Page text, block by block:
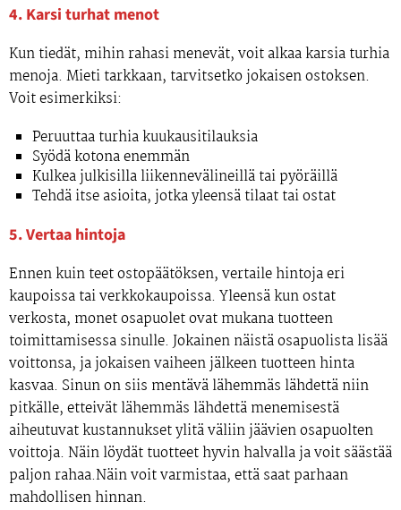
4. Karsi turhat menot
Kun tiedät, mihin rahasi menevät, voit alkaa karsia turhia
menoja. Mieti tarkkaan, tarvitsetko jokaisen ostoksen.
Voit esimerkiksi:
Peruuttaa turhia kuukausitilauksia
Syödä kotona enemmän
Kulkea julkisilla liikennevälineillä tai pyöräillä
Tehdä itse asioita, jotka yleensä tilaat tai ostat
5. Vertaa hintoja
Ennen kuin teet ostopäätöksen, vertaile hintoja eri
kaupoissa tai verkkokaupoissa. Yleensä kun ostat
verkosta, monet osapuolet ovat mukana tuotteen
toimittamisessa sinulle. Jokainen näistä osapuolista lisää
voittonsa, ja jokaisen vaiheen jälkeen tuotteen hinta
kasvaa. Sinun on siis mentävä lähemmäs lähdettä niin
pitkälle, etteivät lähemmäs lähdettä menemisestä
aiheutuvat kustannukset ylitä väliin jäävien osapuolten
voittoja. Näin löydät tuotteet hyvin halvalla ja voit säästää
paljon rahaa.Näin voit varmistaa, että saat parhaan
mahdollisen hinnan.